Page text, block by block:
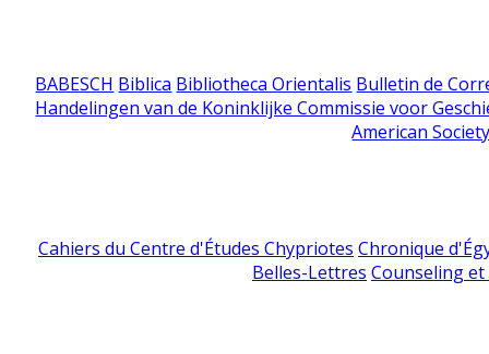
BABESCH Biblica Bibliotheca Orientalis Bulletin de
Handelingen van de Koninklijke Commissie voor
American
Cahiers du Centre d'Études Chypriotes Chronique
Belles-Lettres Counseling